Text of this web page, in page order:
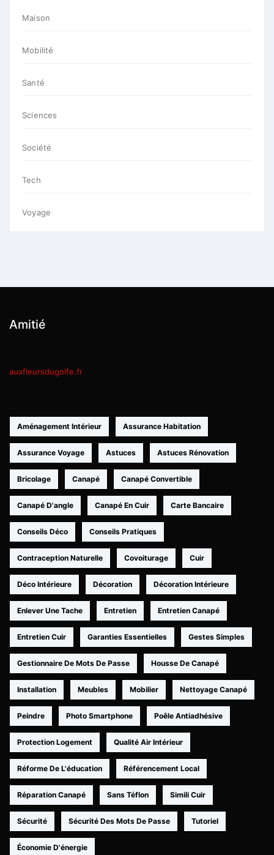
Maison
Mobilité
Santé
Sciences
Société
Tech
Voyage
Amitié
auxfleursdugolfe.fr
Aménagement Intérieur Assurance Habitation
Assurance Voyage Astuces Astuces Rénovation
Bricolage Canapé Canapé Convertible
Canapé D'angle Canapé En Cuir Carte Bancaire
Conseils Déco Conseils Pratiques
Contraception Naturelle Covoiturage Cuir
Déco Intérieure Décoration Décoration Intérieure
Enlever Une Tache Entretien Entretien Canapé
Entretien Cuir Garanties Essentielles Gestes Simples
Gestionnaire De Mots De Passe Housse De Canapé
Installation Meubles Mobilier Nettoyage Canapé
Peindre Photo Smartphone Poêle Antiadhésive
Protection Logement Qualité Air Intérieur
Réforme De L'éducation Référencement Local
Réparation Canapé Sans Téflon Simili Cuir
Sécurité Sécurité Des Mots De Passe Tutoriel
Économie D'énergie